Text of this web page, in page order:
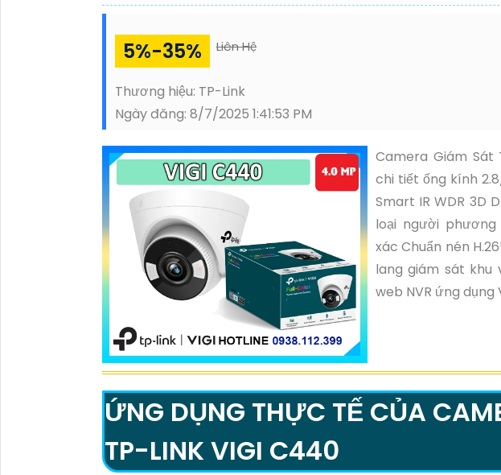
5%-35% Liên Hệ
Thương hiệu: TP-Link
Ngày đăng: 8/7/2025 1:41:53 PM
Camera Giám Sát
chi tiết ống kính
Smart IR WDR 3D
loại người
xác Chuẩn nén
lang giám sát khu
web NVR ứng dụng
ỨNG DỤNG THỰC TẾ CỦA
TP-LINK VIGI C440